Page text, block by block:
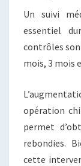
Un suivi
essentiel
contrôles
mois, 3 mois
opération
permet
rebondies.
cette